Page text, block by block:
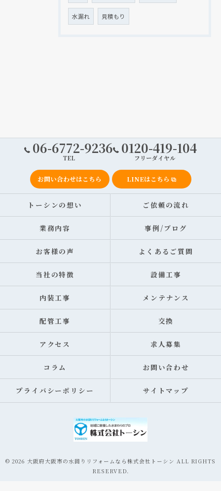
水漏れ 見積もり
06-6772-9236
TEL
0120-419-104
フリーダイヤル
お問い合わせはこちら LINEはこちら
トーシンの想い ご依頼の流れ
業務内容 事例/ブログ
お客様の声 よくあるご質問
当社の特徴 設備工事
内装工事 メンテナンス
配管工事 交換
アクセス 求人募集
コラム お問い合わせ
プライバシーポリシー サイトマップ
© 2026 大阪府大阪市の水回りリフォームなら株式会社トーシン ALL RIGHTS
RESERVED.